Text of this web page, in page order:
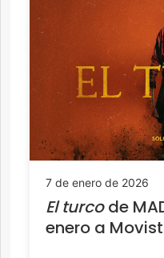
7 de enero de 2026
El turcode
enero a